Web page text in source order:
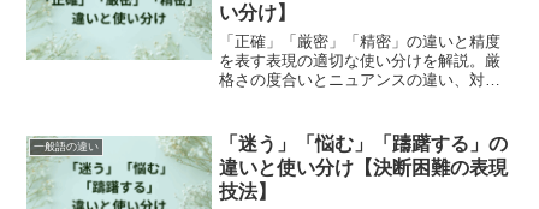
い分け】
「正確」「厳密」「精密」の違いと精度
を表す表現の適切な使い分けを解説。厳
格さの度合いとニュアンスの違い、対象
一般語の違い
「迷う」「悩む」「躊躇する」の
違いと使い分け【決断困難の表現
技法】